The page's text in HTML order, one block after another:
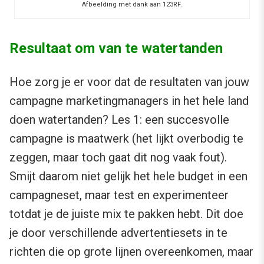
Afbeelding met dank aan 123RF.
Resultaat om van te watertanden
Hoe zorg je er voor dat de resultaten van jouw
campagne marketingmanagers in het hele land
doen watertanden? Les 1: een succesvolle
campagne is maatwerk (het lijkt overbodig te
zeggen, maar toch gaat dit nog vaak fout).
Smijt daarom niet gelijk het hele budget in een
campagneset, maar test en experimenteer
totdat je de juiste mix te pakken hebt. Dit doe
je door verschillende advertentiesets in te
richten die op grote lijnen overeenkomen, maar